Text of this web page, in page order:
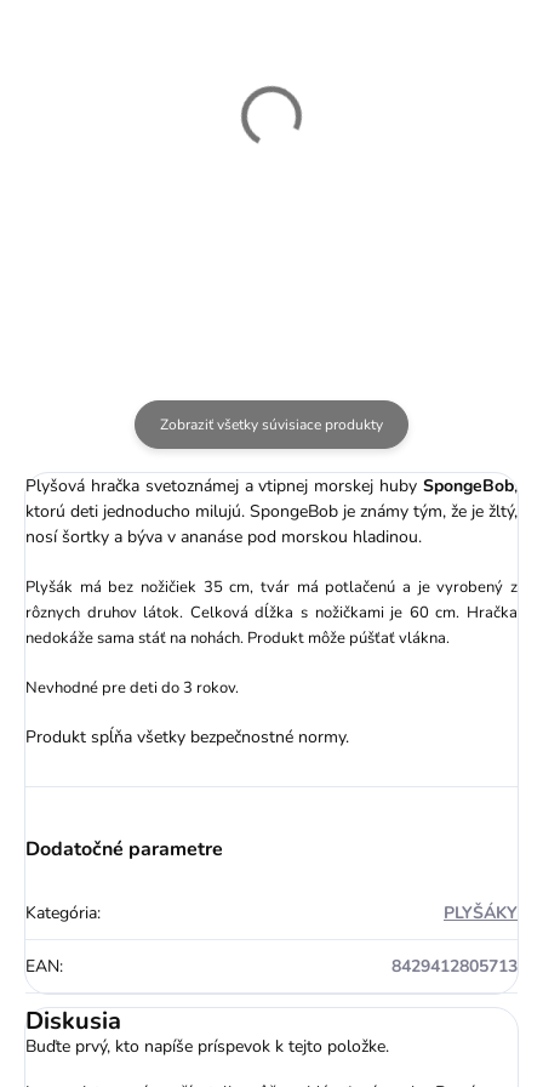
SKLADOM
Zobraziť všetky súvisiace produkty
Plyšová hračka svetoznámej a vtipnej morskej huby SpongeBob,
ktorú deti jednoducho milujú. SpongeBob je známy tým, že je žltý,
nosí šortky a býva v ananáse pod morskou hladinou.
Plyšák má bez nožičiek 35 cm, tvár má potlačenú a je vyrobený z
rôznych druhov látok. Celková dĺžka s nožičkami je 60 cm. Hračka
nedokáže sama stáť na nohách. Produkt môže púšťať vlákna.
Nevhodné pre deti do 3 rokov.
Produkt spĺňa všetky bezpečnostné normy.
Dodatočné parametre
Kategória: PLYŠÁKY
EAN: 8429412805713
Diskusia
Buďte prvý, kto napíše príspevok k tejto položke.